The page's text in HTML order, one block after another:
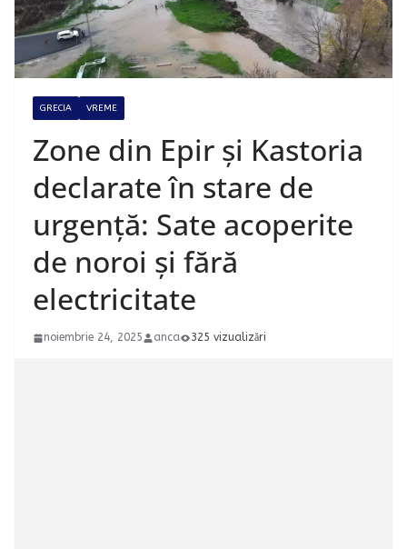
GRECIA VREME
Zone din Epir și Kastoria
declarate în stare de
urgență: Sate acoperite
de noroi și fără
electricitate
noiembrie 24, 2025 anca 325 vizualizări